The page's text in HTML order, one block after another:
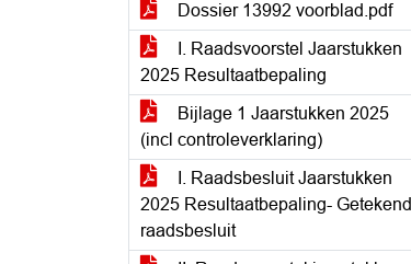
Dossier 13992 voorblad.pdf
I. Raadsvoorstel Jaarstukken
2025 Resultaatbepaling
Bijlage 1 Jaarstukken 2025
(incl controleverklaring)
I. Raadsbesluit Jaarstukken
2025 Resultaatbepaling- Getekend
raadsbesluit